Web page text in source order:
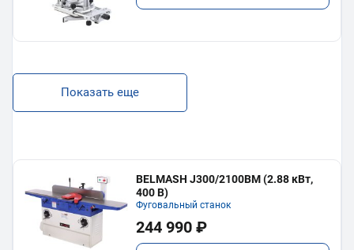
Показать еще
BELMASH J300/2100ВМ (2.88 кВт,
400 В)
Фуговальный станок
244 990 ₽